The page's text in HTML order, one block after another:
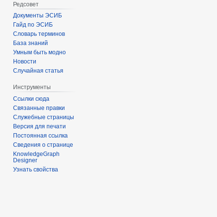
Редсовет
Документы ЭСИБ
Гайд по ЭСИБ
Словарь терминов
База знаний
Умным быть модно
Новости
Случайная статья
Инструменты
Ссылки сюда
Связанные правки
Служебные страницы
Версия для печати
Постоянная ссылка
Сведения о странице
KnowledgeGraph
Designer
Узнать свойства